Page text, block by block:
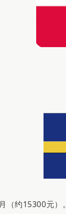
（约15300元）。